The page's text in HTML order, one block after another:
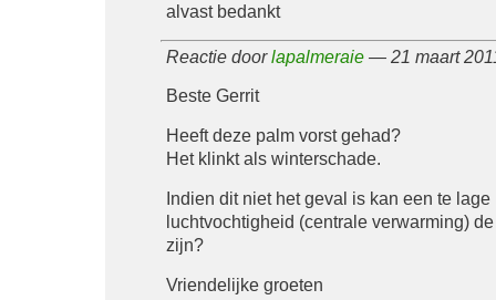
alvast bedankt
Reactie doorlapalmeraie— 21 maart
Beste Gerrit
Heeft deze palm vorst gehad?
Het klinkt als winterschade.
Indien dit niet het geval is kan een te lage
luchtvochtigheid (centrale verwarming)
zijn?
Vriendelijke groeten